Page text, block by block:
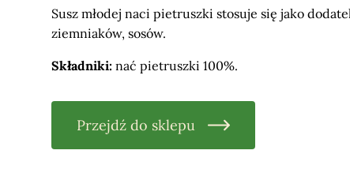
Susz młodej naci pietruszki stosuje się jako
ziemniaków, sosów.
Składniki: nać pietruszki 100%.
Przejdź do sklepu